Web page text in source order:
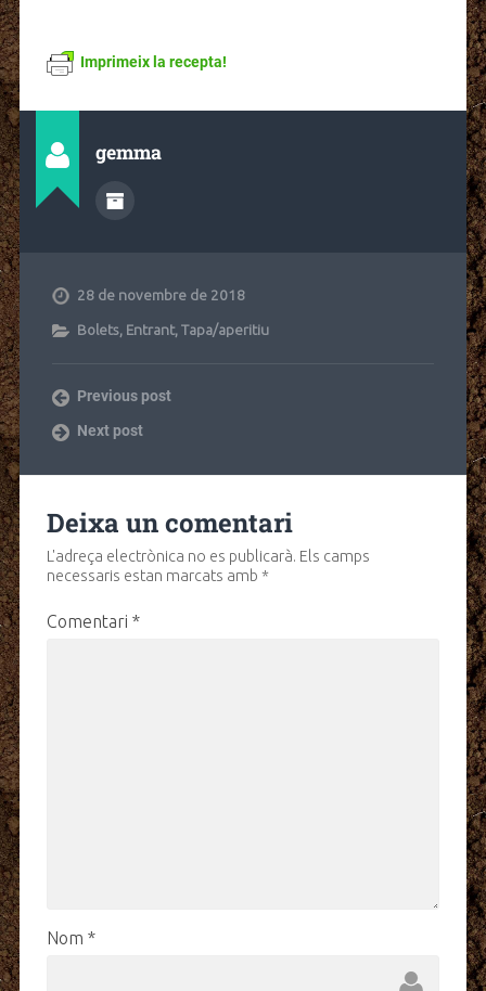
Imprimeix la recepta!
gemma
28 de novembre de 2018
Bolets, Entrant,Tapa/aperitiu
Previous post
Next post
Deixa un comentari
L'adreça electrònica no es publicarà. Els camps
necessaris estan marcats amb *
Comentari *
Nom *